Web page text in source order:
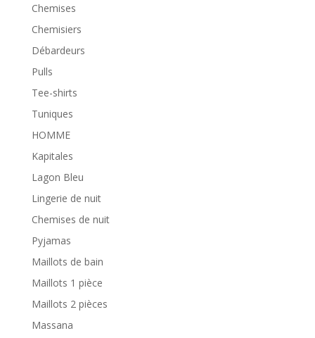
Chemises
Chemisiers
Débardeurs
Pulls
Tee-shirts
Tuniques
HOMME
Kapitales
Lagon Bleu
Lingerie de nuit
Chemises de nuit
Pyjamas
Maillots de bain
Maillots 1 pièce
Maillots 2 pièces
Massana